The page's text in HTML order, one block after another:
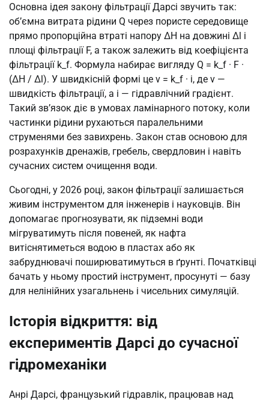
Основна ідея закону фільтрації Дарсі звучить так:
об’ємна витрата рідини Q через пористе середовище
прямо пропорційна втраті напору ΔH на довжині Δl і
площі фільтрації F, а також залежить від коефіцієнта
фільтрації k_f. Формула набирає вигляду Q = k_f · F ·
(ΔH / Δl). У швидкісній формі це v = k_f · i, де v —
швидкість фільтрації, а i — гідравлічний градієнт.
Такий зв’язок діє в умовах ламінарного потоку, коли
частинки рідини рухаються паралельними
струменями без завихрень. Закон став основою для
розрахунків дренажів, гребель, свердловин і навіть
сучасних систем очищення води.
Сьогодні, у 2026 році, закон фільтрації залишається
живим інструментом для інженерів і науковців. Він
допомагає прогнозувати, як підземні води
мігруватимуть після повеней, як нафта
витіснятиметься водою в пластах або як
забруднювачі поширюватимуться в ґрунті. Початківці
бачать у ньому простий інструмент, просунуті — базу
для нелінійних узагальнень і чисельних симуляцій.
Історія відкриття: від
експериментів Дарсі до сучасної
гідромеханіки
Анрі Дарсі, французький гідравлік, працював над